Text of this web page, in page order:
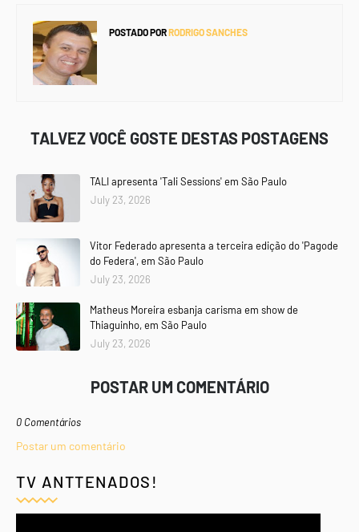
POSTADO PORRODRIGO SANCHES
TALVEZ VOCÊ GOSTE DESTAS POSTAGENS
TALI apresenta 'Tali Sessions' em São Paulo
July 23, 2026
Vitor Federado apresenta a terceira edição do 'Pagode
do Federa', em São Paulo
July 23, 2026
Matheus Moreira esbanja carisma em show de
Thiaguinho, em São Paulo
July 23, 2026
POSTAR UM COMENTÁRIO
0 Comentários
Postar um comentário
TV ANTTENADOS!